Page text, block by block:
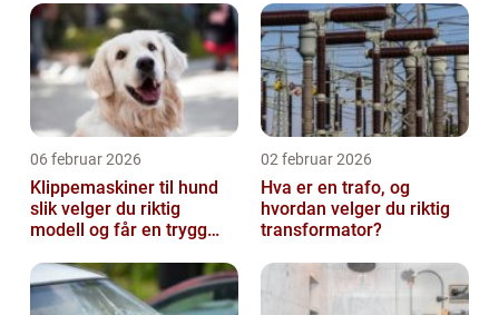
06 februar 2026
Klippemaskiner til hund
slik velger du riktig
modell og får en trygg
02 februar 2026
Hva er en trafo, og
hvordan velger du riktig
transformator?